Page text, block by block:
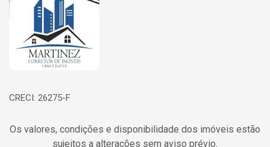
CRECI: 26275-F
Os valores, condições e disponibilidade dos imóveis estão
sujeitos a alterações sem aviso prévio.